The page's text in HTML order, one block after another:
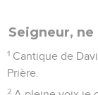
Seigneur,
1 Cantique de
Prière.
2